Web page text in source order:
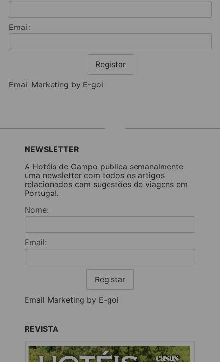
Email:
Registar
Email Marketing by E-goi
NEWSLETTER
A Hotéis de Campo publica semanalmente
uma newsletter com todos os artigos
relacionados com sugestões de viagens em
Portugal.
Nome:
Email:
Registar
Email Marketing by E-goi
REVISTA